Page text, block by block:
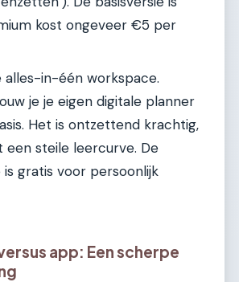
kost ongeveer €5 per
alles-in-één workspace.
je je eigen digitale planner
Het is ontzettend krachtig,
een steile leercurve. De
is gratis voor persoonlijk
app: Een scherpe